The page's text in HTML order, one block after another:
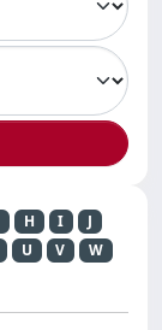
H I
J
U V
W